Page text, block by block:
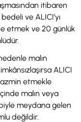
itibaren
ve ALICI’yı
etmek ve 20 günlük
malın
ALICI
tazmin etmekle
malın veya
meydana gelen
değildir.